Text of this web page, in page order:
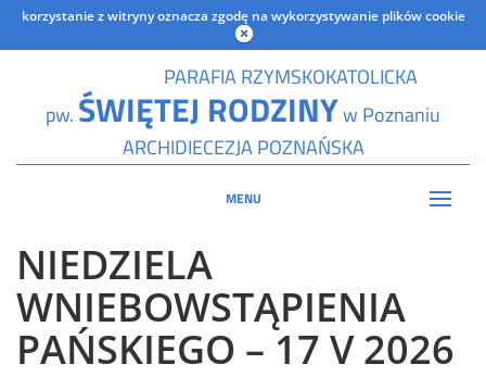
korzystanie z witryny oznacza zgodę na wykorzystywanie plików cookie
PARAFIA RZYMSKOKATOLICKA
pw. ŚWIĘTEJ RODZINYw Poznaniu
ARCHIDIECEZJA POZNAŃSKA
MENU
NIEDZIELA
WNIEBOWSTĄPIENIA
PAŃSKIEGO – 17 V 2026